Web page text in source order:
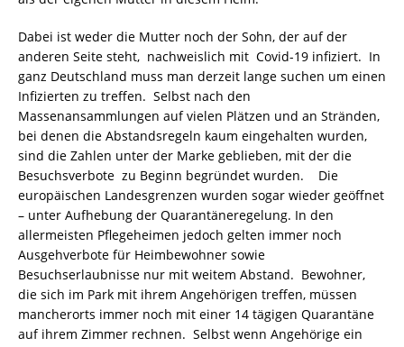
Dabei ist weder die Mutter noch der Sohn, der auf der
anderen Seite steht, nachweislich mit Covid-19 infiziert. In
ganz Deutschland muss man derzeit lange suchen um einen
Infizierten zu treffen. Selbst nach den
Massenansammlungen auf vielen Plätzen und an Stränden,
bei denen die Abstandsregeln kaum eingehalten wurden,
sind die Zahlen unter der Marke geblieben, mit der die
Besuchsverbote zu Beginn begründet wurden. Die
europäischen Landesgrenzen wurden sogar wieder geöffnet
– unter Aufhebung der Quarantäneregelung. In den
allermeisten Pflegeheimen jedoch gelten immer noch
Ausgehverbote für Heimbewohner sowie
Besuchserlaubnisse nur mit weitem Abstand. Bewohner,
die sich im Park mit ihrem Angehörigen treffen, müssen
mancherorts immer noch mit einer 14 tägigen Quarantäne
auf ihrem Zimmer rechnen. Selbst wenn Angehörige ein